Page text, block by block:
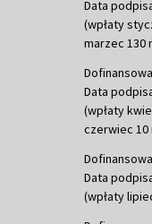
Data
(wpłaty
marzec 130
Data
(wpłaty
czerwiec 10
Data
(wpłaty